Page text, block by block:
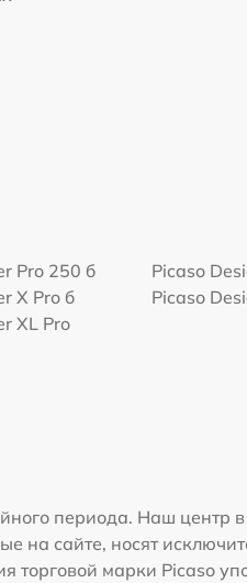
Pro 250 б
Picaso
X Pro б
Picaso
XL Pro
периода. Наш центр
на сайте, носят
торговой марки Picaso